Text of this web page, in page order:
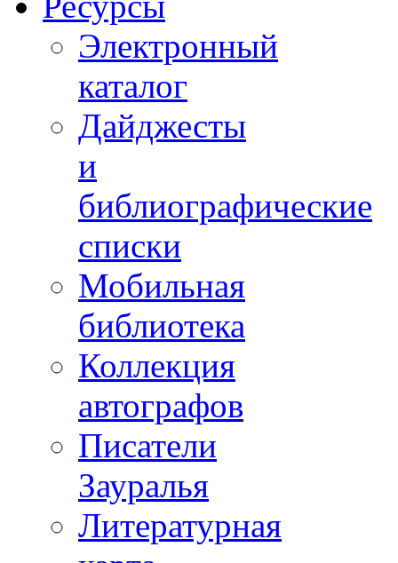
Электронный
каталог
Дайджесты
и
библиографические
списки
Мобильная
библиотека
Коллекция
автографов
Писатели
Зауралья
Литературная